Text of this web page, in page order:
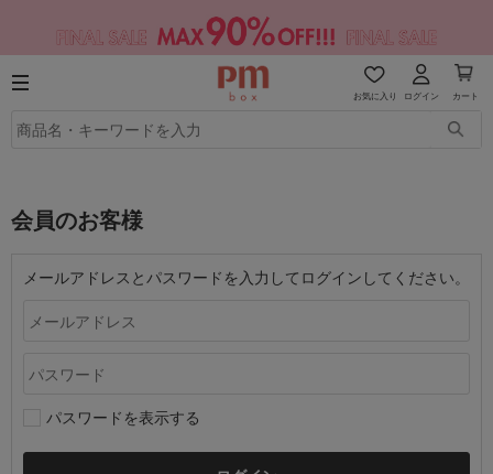
お気に入り ログイン カート
会員のお客様
メールアドレスとパスワードを入力してログインしてください。
パスワードを表示する